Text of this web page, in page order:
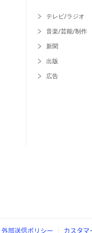
テレビ/ラジオ
音楽/芸能/制作
新聞
出版
広告
外部送信ポリシー カスタマ